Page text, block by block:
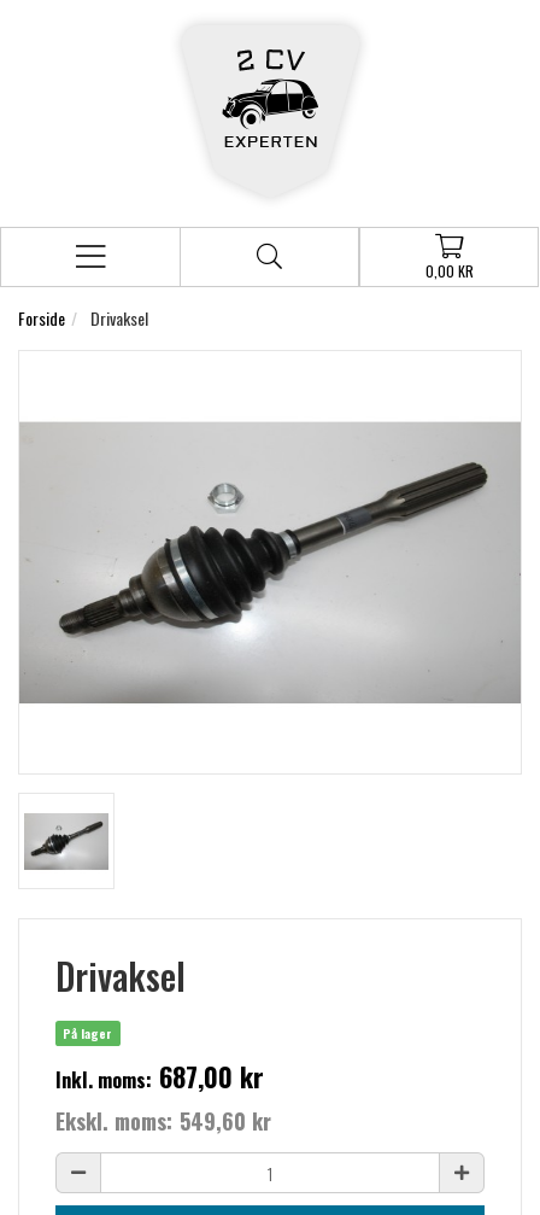
0,00 KR
Forside Drivaksel
Drivaksel
På lager
Inkl. moms: 687,00 kr
Ekskl. moms: 549,60 kr